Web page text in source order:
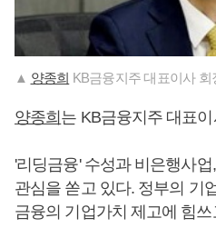
▲ 양종희 KB금융지주 대표이사 회
양종희 는 KB금융지주 대표
'리딩금융' 수성과 비은행사
관심을 쏟고 있다. 정부의 기
금융의 기업가치 제고에 힘쓰